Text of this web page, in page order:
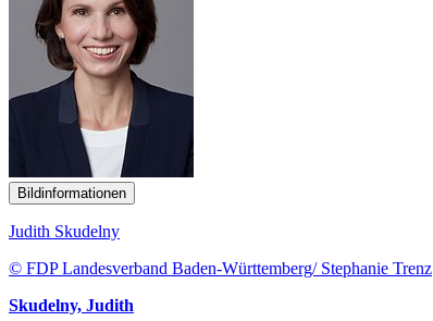
Bildinformationen
Judith Skudelny
© FDP Landesverband Baden-Württemberg/ Stephanie Trenz
Skudelny, Judith